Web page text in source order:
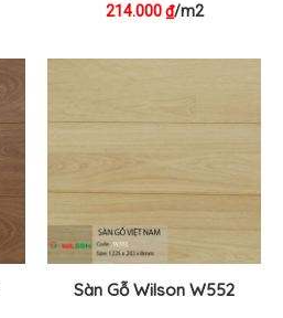
214.000₫/m2
Sàn Gỗ Wilson W552